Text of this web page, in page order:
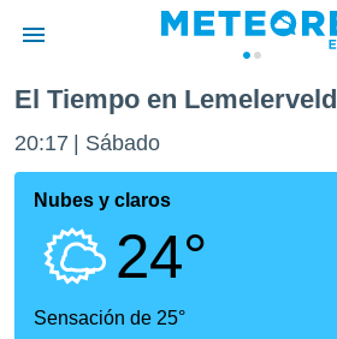
de
por
que se
calidad.
a este
las
El Tiempo en Lemelerveld
20:17 Sábado
Nubes y claros
24°
Sensación de 25°